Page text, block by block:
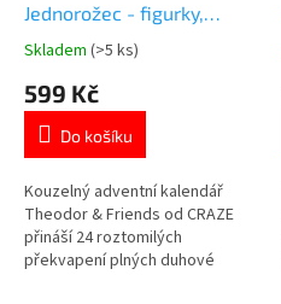
Jednorožec - figurky,
bižuterie a doplňky
Průměrné
produktu
5,0
5
hvězdiček.
Skladem (>5 ks)
599 Kč
Do košíku
Kouzelný adventní kalendář
Theodor & Friends od CRAZE
přináší 24 roztomilých
překvapení plných duhové